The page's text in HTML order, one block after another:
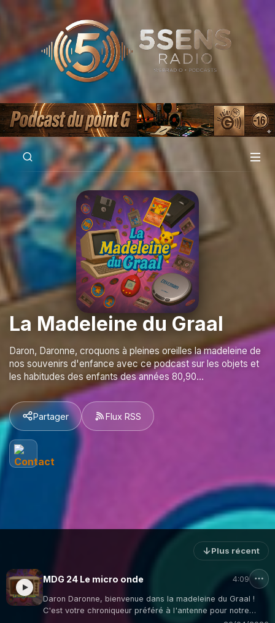
La Madeleine du Graal
Daron, Daronne, croquons à pleines oreilles la madeleine de
nos souvenirs d'enfance avec ce podcast sur les objets et
les habitudes des enfants des années 80,90...
Partager Flux RSS
↓Plus récent
MDG 24 Le micro onde 4:09
Daron Daronne, bienvenue dans la madeleine du Graal !
C'est votre chroniqueur préféré à l'antenne pour notre